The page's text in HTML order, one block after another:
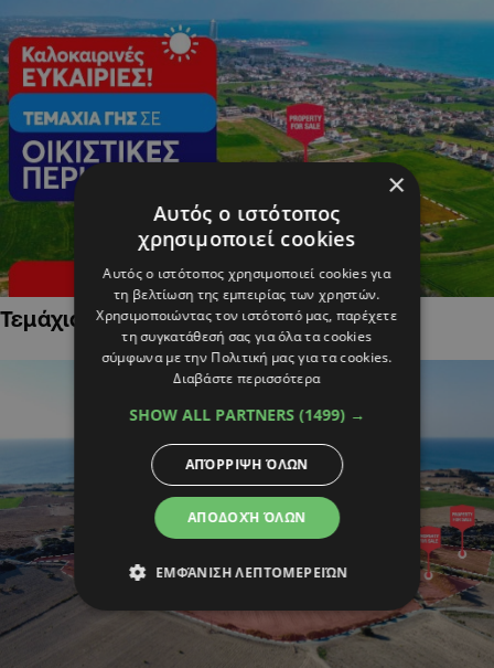
Τεμάχια Γης σε Οικιστικές Περιοχές
×
Αυτός ο ιστότοπος
χρησιμοποιεί cookies
Αυτός ο ιστότοπος χρησιμοποιεί cookies για
τη βελτίωση της εμπειρίας των χρηστών.
Χρησιμοποιώντας τον ιστότοπό μας, παρέχετε
τη συγκατάθεσή σας για όλα τα cookies
σύμφωνα με την Πολιτική μας για τα cookies.
Διαβάστε περισσότερα
SHOW ALL PARTNERS (1499) →
ΑΠΟΔΟΧΉ ΌΛΩΝ
ΑΠΌΡΡΙΨΗ ΌΛΩΝ
ΕΜΦΆΝΙΣΗ ΛΕΠΤΟΜΕΡΕΙΏΝ